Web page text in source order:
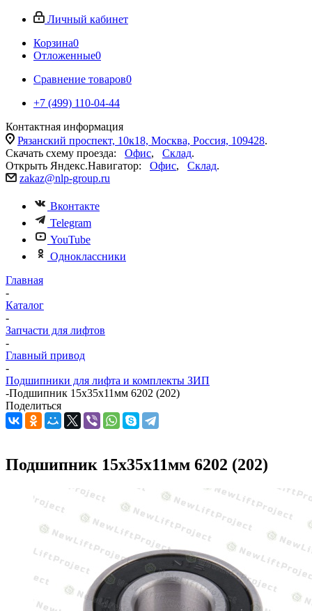
Личный кабинет
Корзина0
Отложенные0
Сравнение товаров0
+7 (499) 110-04-44
Контактная информация
Рязанский проспект, 10к18, Москва, Россия, 109428.
Скачать схему проезда: Офис, Склад.
Открыть Яндекс.Навигатор: Офис, Склад.
zakaz@nlp-group.ru
Вконтакте
Telegram
YouTube
Одноклассники
Главная
-
Каталог
-
Запчасти для лифтов
-
Главный привод
-
Подшипники для лифта и комплекты ЗИП
-Подшипник 15х35х11мм 6202 (202)
Поделиться
Подшипник 15х35х11мм 6202 (202)